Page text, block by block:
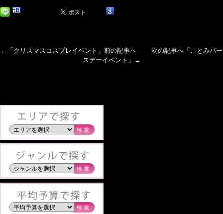
←「 クリスマスコスプレイベント 」前の記事へ 次の記事へ「 ことみバー
スデーイベント 」→
検索
検索
検索